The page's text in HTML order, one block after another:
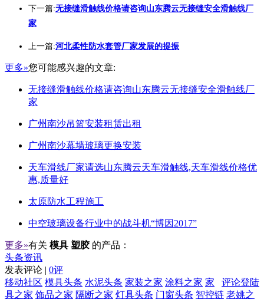
下一篇:无接缝滑触线价格请咨询山东腾云无接缝安全滑触线厂
家
上一篇:河北柔性防水套管厂家发展的提振
更多»您可能感兴趣的文章:
无接缝滑触线价格请咨询山东腾云无接缝安全滑触线厂
家
广州南沙吊篮安装租赁出租
广州南沙幕墙玻璃更换安装
天车滑线厂家请选山东腾云天车滑触线,天车滑线价格优
惠,质量好
太原防水工程施工
中空玻璃设备行业中的战斗机“博因2017”
更多»有关 模具 塑胶 的产品：
头条资讯
发表评论 | 0评
评论登陆
移动社区 模具头条 水泥头条 家装之家 涂料之家 家
具之家 饰品之家 隔断之家 灯具头条 门窗头条 智控链 老姚之